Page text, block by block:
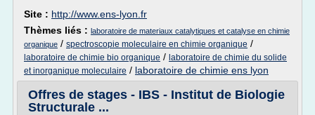
Site : http://www.ens-lyon.fr
Thèmes liés : laboratoire de materiaux catalytiques et catalyse en chimie
organique / spectroscopie moleculaire en chimie organique /
laboratoire de chimie bio organique / laboratoire de chimie du solide
et inorganique moleculaire / laboratoire de chimie ens lyon
Offres de stages - IBS - Institut de Biologie
Structurale ...